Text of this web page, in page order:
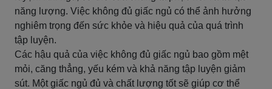
năng lượng. Việc không đủ giấc ngủ có thể ảnh hưởng
nghiêm trọng đến sức khỏe và hiệu quả của quá trình
tập luyện.
Các hậu quả của việc không đủ giấc ngủ bao gồm mệt
mỏi, căng thẳng, yếu kém và khả năng tập luyện giảm
sút. Một giấc ngủ đủ và chất lượng tốt sẽ giúp cơ thể